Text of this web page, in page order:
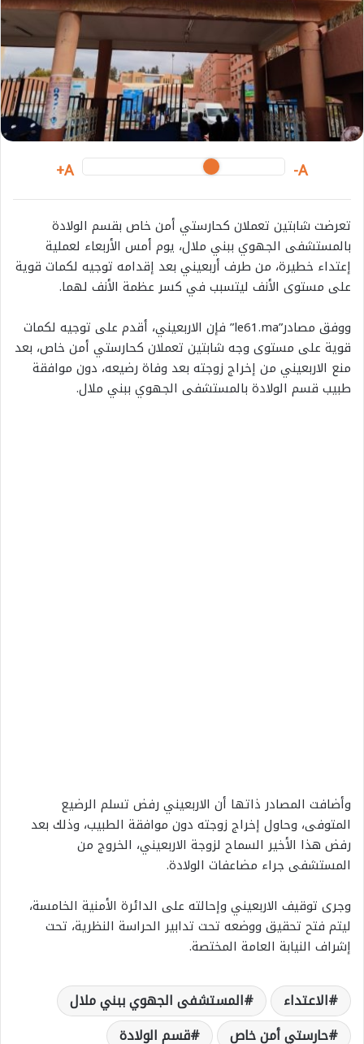
l
A-
A+
تعرضت شابتين تعملان كحارستي أمن خاص بقسم الولادة
بالمستشفى الجهوي ببني ملال، يوم أمس الأربعاء لعملية
إعتداء خطيرة، من طرف أربعيني بعد إقدامه توجيه لكمات قوية
على مستوى الأنف ليتسبب في كسر عظمة الأنف لهما.
ووفق مصادر”le61.ma” فإن الاربعيني، أقدم على توجيه لكمات
قوية على مستوى وجه شابتين تعملان كحارستي أمن خاص، بعد
منع الاربعيني من إخراج زوجته بعد وفاة رضيعه، دون موافقة
طبيب قسم الولادة بالمستشفى الجهوي ببني ملال.
وأضافت المصادر ذاتها أن الاربعيني رفض تسلم الرضيع
المتوفى، وحاول إخراج زوجته دون موافقة الطبيب، وذلك بعد
رفض هذا الأخير السماح لزوجة الاربعيني، الخروج من
المستشفى جراء مضاعفات الولادة.
وجرى توقيف الاربعيني وإحالته على الدائرة الأمنية الخامسة،
ليتم فتح تحقيق ووضعه تحت تدابير الحراسة النظرية، تحت
إشراف النيابة العامة المختصة.
الاعتداء
المستشفى الجهوي ببني ملال
حارستي أمن خاص
قسم الولادة